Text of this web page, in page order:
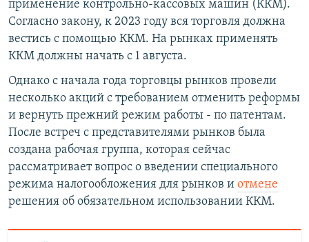
применение контрольно-кассовых машин (ККМ).
Согласно закону, к 2023 году вся торговля должна
вестись с помощью ККМ. На рынках применять
ККМ должны начать с 1 августа.
Однако с начала года торговцы рынков провели
несколько акций с требованием отменить реформы
и вернуть прежний режим работы - по патентам.
После встреч с представителями рынков была
создана рабочая группа, которая сейчас
рассматривает вопрос о введении специального
режима налогообложения для рынков и отмене
решения об обязательном использовании ККМ.